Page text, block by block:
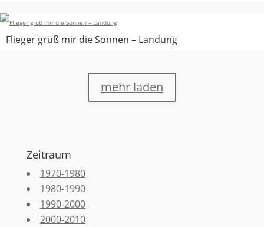
Flieger grüß mir die Sonnen – Landung
mehr laden
Zeitraum
1970-1980
1980-1990
1990-2000
2000-2010